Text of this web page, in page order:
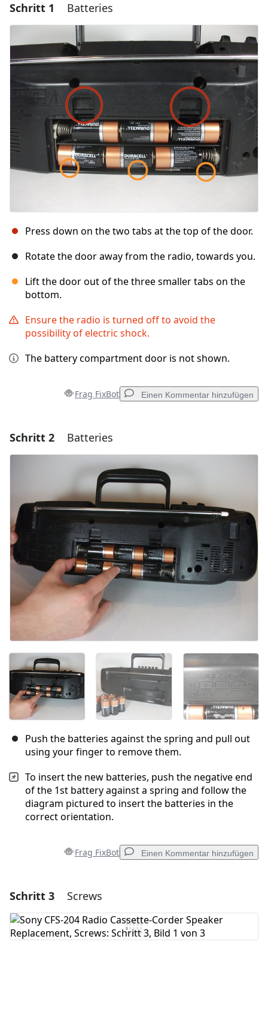
Schritt 1 Batteries
Press down on the two tabs at the top of the door.
Rotate the door away from the radio, towards you.
Lift the door out of the three smaller tabs on the
bottom.
Ensure the radio is turned off to avoid the
possibility of electric shock.
The battery compartment door is not shown.
Frag FixBot Einen Kommentar hinzufügen
Einen Kommentar hinzufügen
Kommentar hinzufügen
Kommentieren
Schritt 2 Batteries
Push the batteries against the spring and pull out
using your finger to remove them.
To insert the new batteries, push the negative end
of the 1st battery against a spring and follow the
diagram pictured to insert the batteries in the
correct orientation.
Frag FixBot Einen Kommentar hinzufügen
Einen Kommentar hinzufügen
Kommentar hinzufügen
Schritt 3 Screws